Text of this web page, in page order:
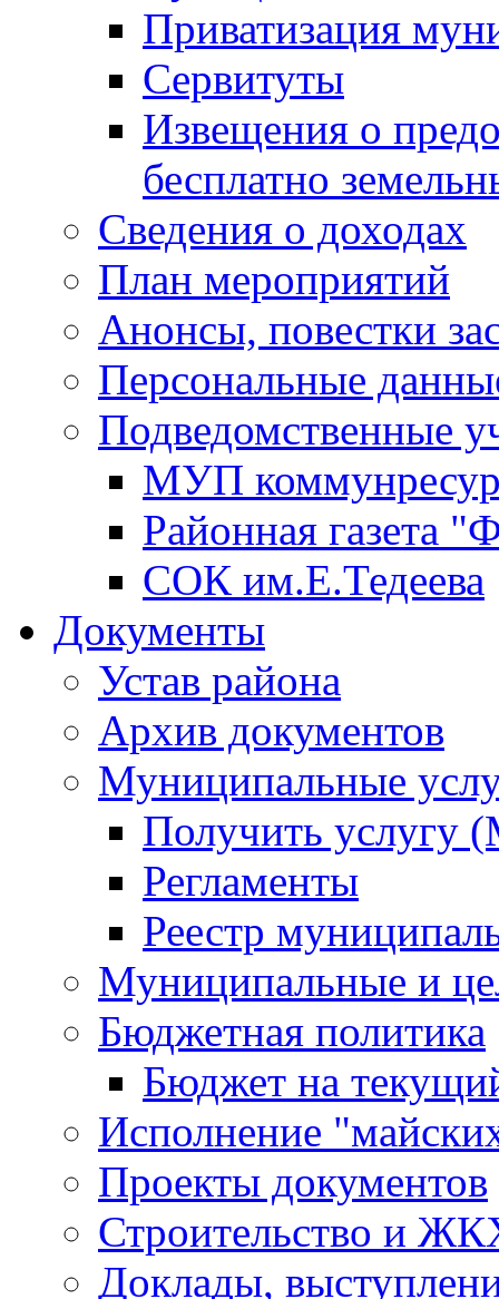
Приватизация
Сервитуты
Извещения о
бесплатно
Сведения о доходах
План мероприятий
Анонсы, повестки
Персональные
Подведомственные
МУП
Районная газета
СОК им.Е.Тедеева
Документы
Устав района
Архив документов
Муниципальные
Получить услугу
Регламенты
Реестр
Муниципальные и
Бюджетная политика
Бюджет на
Исполнение
Проекты документов
Строительство и
Доклады,